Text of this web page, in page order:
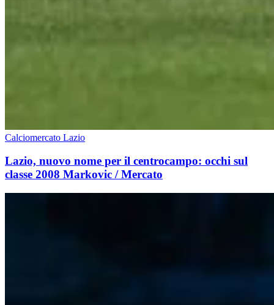
Calciomercato Lazio
Lazio, nuovo nome per il centrocampo: occhi sul
classe 2008 Markovic / Mercato